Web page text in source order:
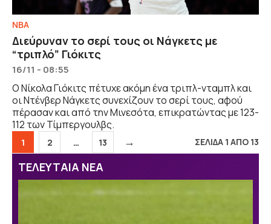
NBA
Διεύρυναν το σερί τους οι Νάγκετς με
“τριπλό” Γιόκιτς
16/11 - 08:55
Ο Νίκολα Γιόκιτς πέτυχε ακόμη ένα τριπλ-νταμπλ και
οι Ντένβερ Νάγκετς συνεχίζουν το σερί τους, αφού
πέρασαν και από την Μινεσότα, επικρατώντας με 123-
112 των Τίμπεργουλβς.
Σελίδα
1 Σελίδα
2 … Σελίδα
13 → ΣΕΛΙΔΑ 1 ΑΠΟ 13
ΤΕΛΕΥΤΑΙΑ ΝΕΑ